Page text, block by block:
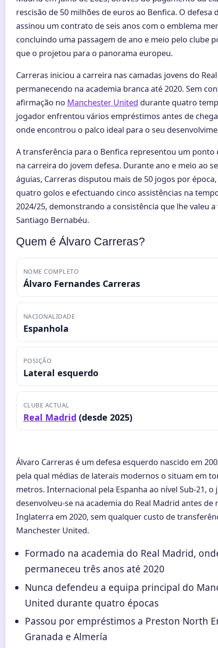
rescisão de 50 milhões de euros ao Benfica. O defesa
assinou um contrato de seis anos com o emblema
concluindo uma passagem de ano e meio pelo clube
que o projetou para o panorama europeu.
Carreras iniciou a carreira nas camadas jovens do
permanecendo na academia branca até 2020. Sem
afirmação no Manchester United durante quatro
jogador enfrentou vários empréstimos antes de
onde encontrou o palco ideal para o seu
A transferência para o Benfica representou um ponto
na carreira do jovem defesa. Durante ano e meio ao
águias, Carreras disputou mais de 50 jogos por
quatro golos e efectuando cinco assistências na
2024/25, demonstrando a consistência que lhe valeu
Santiago Bernabéu.
Quem é Álvaro Carreras?
NOME COMPLETO
Álvaro Fernandes Carreras
NACIONALIDADE
Espanhola
POSIÇÃO
Lateral esquerdo
CLUBE ACTUAL
Real Madrid (desde 2025)
Álvaro Carreras é um defesa esquerdo nascido em
pela qual médias de laterais modernos o situam em
metros. Internacional pela Espanha ao nível Sub-21, o
desenvolveu-se na academia do Real Madrid antes de
Inglaterra em 2020, sem qualquer custo de
Manchester United.
Formado na academia do Real Madrid,
permaneceu três anos até 2020
Nunca defendeu a equipa principal do
United durante quatro épocas
Passou por empréstimos a Preston North
Granada e Almería